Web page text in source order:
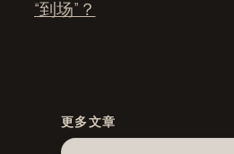
“到场”？
更多文章